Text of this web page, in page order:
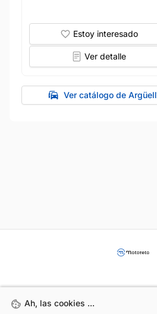
Estoy interesado
Ver detalle
Ver catálogo de
Ah, las cookies ...
Ah, las cookies ...